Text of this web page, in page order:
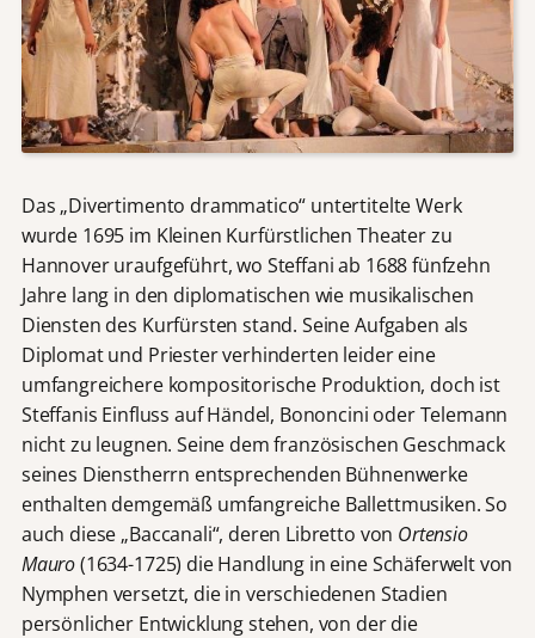
Das „Divertimento drammatico“ untertitelte Werk
wurde 1695 im Kleinen Kurfürstlichen Theater zu
Hannover uraufgeführt, wo Steffani ab 1688 fünfzehn
Jahre lang in den diplomatischen wie musikalischen
Diensten des Kurfürsten stand. Seine Aufgaben als
Diplomat und Priester verhinderten leider eine
umfangreichere kompositorische Produktion, doch ist
Steffanis Einfluss auf Händel, Bononcini oder Telemann
nicht zu leugnen. Seine dem französischen Geschmack
seines Dienstherrn entsprechenden Bühnenwerke
enthalten demgemäß umfangreiche Ballettmusiken. So
auch diese „Baccanali“, deren Libretto von Ortensio
Mauro(1634-1725) die Handlung in eine Schäferwelt von
Nymphen versetzt, die in verschiedenen Stadien
persönlicher Entwicklung stehen, von der die